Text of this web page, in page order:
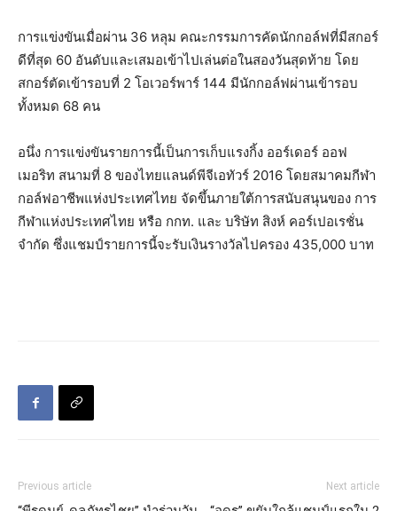
การแข่งขันเมื่อผ่าน 36 หลุม คณะกรรมการคัดนักกอล์ฟที่มีสกอร์
ดีที่สุด 60 อันดับและเสมอเข้าไปเล่นต่อในสองวันสุดท้าย โดย
สกอร์ตัดเข้ารอบที่ 2 โอเวอร์พาร์ 144 มีนักกอล์ฟผ่านเข้ารอบ
ทั้งหมด 68 คน
อนึ่ง การแข่งขันรายการนี้เป็นการเก็บแรงกิ้ง ออร์เดอร์ ออฟ
เมอริท สนามที่ 8 ของไทยแลนด์พีจีเอทัวร์ 2016 โดยสมาคมกีฬา
กอล์ฟอาชีพแห่งประเทศไทย จัดขึ้นภายใต้การสนับสนุนของ การ
กีฬาแห่งประเทศไทย หรือ กกท. และ บริษัท สิงห์ คอร์เปอเรชั่น
จำกัด ซึ่งแชมป์รายการนี้จะรับเงินรางวัลไปครอง 435,000 บาท
Previous article Next article